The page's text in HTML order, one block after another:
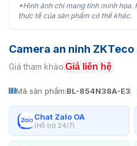
*Hình ảnh chỉ mang tính minh họa.
thực tế của sản phẩm có thể khác.
Camera an ninh
Giá tham khảo:Giá liên hệ
Mã sản phẩm:BL-854N38A-E3
Chat Zalo OA
(Hỗ trợ 24/7)